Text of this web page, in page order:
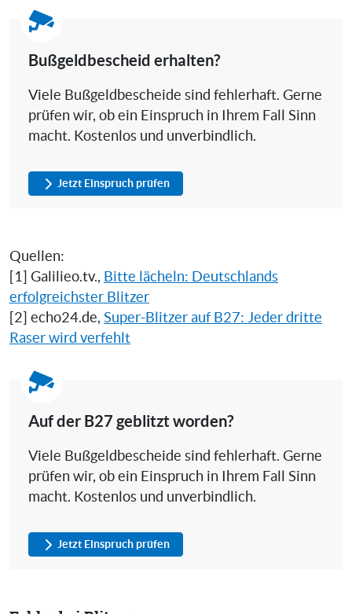
Bußgeldbescheid erhalten?
Viele Bußgeldbescheide sind fehlerhaft. Gerne
prüfen wir, ob ein Einspruch in Ihrem Fall Sinn
macht. Kostenlos und unverbindlich.
Jetzt Einspruch prüfen
Quellen:
[1] Galilieo.tv., Bitte lächeln: Deutschlands
erfolgreichster Blitzer
[2] echo24.de, Super-Blitzer auf B27: Jeder dritte
Raser wird verfehlt
Auf der B27 geblitzt worden?
Viele Bußgeldbescheide sind fehlerhaft. Gerne
prüfen wir, ob ein Einspruch in Ihrem Fall Sinn
macht. Kostenlos und unverbindlich.
Jetzt Einspruch prüfen